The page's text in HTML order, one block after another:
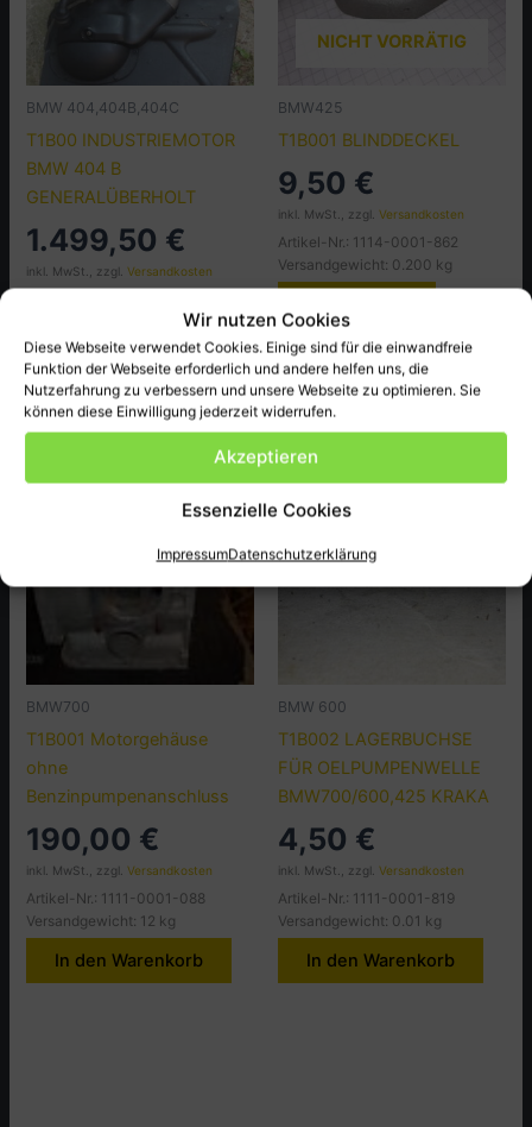
Wir nutzen Cookies
Diese Webseite verwendet Cookies. Einige sind für die einwandfreie
Funktion der Webseite erforderlich und andere helfen uns, die
Nutzerfahrung zu verbessern und unsere Webseite zu optimieren. Sie
können diese Einwilligung jederzeit widerrufen.
Akzeptieren
Essenzielle Cookies
ImpressumDatenschutzerklärung
BMW 404,404B,404C
T1B00 INDUSTRIEMOTOR
BMW 404 B
GENERALÜBERHOLT
1.499,50 €
inkl. MwSt., zzgl.Versandkosten
In den Warenkorb
NICHT VORRÄTIG
BMW425
T1B001 BLINDDECKEL
9,50 €
inkl. MwSt., zzgl. Versandkosten
Artikel-Nr.: 1114-0001-862
Versandgewicht: 0.200 kg
BMW700
T1B001 Motorgehäuse
ohne
Benzinpumpenanschluss
190,00 €
inkl. MwSt., zzgl.Versandkosten
Artikel-Nr.: 1111-0001-088
Versandgewicht: 12 kg
In den Warenkorb
BMW 600
T1B002 LAGERBUCHSE
FÜR OELPUMPENWELLE
BMW700/600,425 KRAKA
4,50 €
inkl. MwSt., zzgl. Versandkosten
Artikel-Nr.: 1111-0001-819
Versandgewicht: 0.01 kg
In den Warenkorb